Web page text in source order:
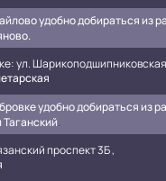
удобно добираться из
ул.
удобно добираться из
.
проспект 3Б ,